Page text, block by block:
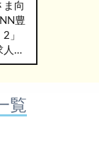
ま向
豊
」
情
ス
のご
きま
覧